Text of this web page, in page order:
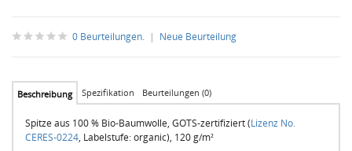
0 Beurteilungen. | Neue Beurteilung
Beschreibung Spezifikation Beurteilungen (0)
Spitze aus 100 % Bio-Baumwolle, GOTS-zertifiziert (Lizenz No.
CERES-0224, Labelstufe: organic), 120 g/m²